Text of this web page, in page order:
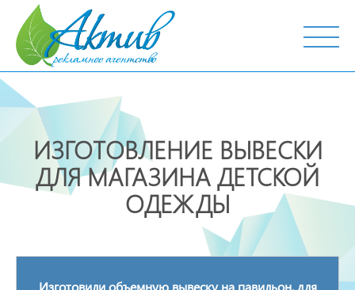
г. Тобольск, ул. Октябрьская, 19
ИЗГОТОВЛЕНИЕ ВЫВЕСКИ
ДЛЯ МАГАЗИНА ДЕТСКОЙ
ОДЕЖДЫ
Изготовили объемную вывеску на павильон, для